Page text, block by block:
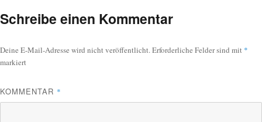
Schreibe einen Kommentar
Deine E-Mail-Adresse wird nicht veröffentlicht.Erforderliche Felder sind mit *
markiert
KOMMENTAR *